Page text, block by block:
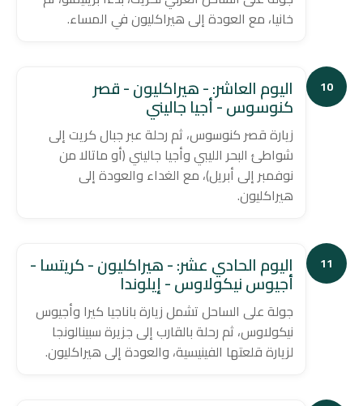
خانيا، مع العودة إلى هيراكليون في المساء.
10 اليوم العاشر: - هيراكليون - قصر
كنوسوس - أجيا جاليني
زيارة قصر كنوسوس، ثم رحلة عبر جبال كريت إلى
شواطئ البحر الليبي وأجيا جاليني (أو ماتالا من
نوفمبر إلى أبريل)، مع الغداء والعودة إلى
هيراكليون.
11 اليوم الحادي عشر: - هيراكليون - كريتسا -
أجيوس نيكولاوس - إيلوندا
جولة على الساحل تشمل زيارة باناجيا كيرا وأجيوس
نيكولاوس، ثم رحلة بالقارب إلى جزيرة سبينالونجا
لزيارة قلعتها الفينيسية، والعودة إلى هيراكليون.